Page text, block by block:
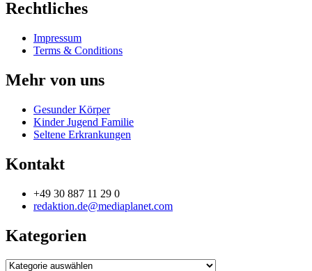
Rechtliches
Impressum
Terms & Conditions
Mehr von uns
Gesunder Körper
Kinder Jugend Familie
Seltene Erkrankungen
Kontakt
+49 30 887 11 29 0
redaktion.de@mediaplanet.com
Kategorien
Kategorien